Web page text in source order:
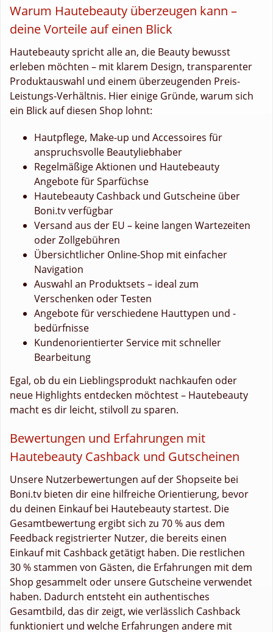
Warum Hautebeauty überzeugen kann –
deine Vorteile auf einen Blick
Hautebeauty spricht alle an, die Beauty bewusst
erleben möchten – mit klarem Design, transparenter
Produktauswahl und einem überzeugenden Preis-
Leistungs-Verhältnis. Hier einige Gründe, warum sich
ein Blick auf diesen Shop lohnt:
Hautpflege, Make-up und Accessoires für
anspruchsvolle Beautyliebhaber
Regelmäßige Aktionen und Hautebeauty
Angebote für Sparfüchse
Hautebeauty Cashback und Gutscheine über
Boni.tv verfügbar
Versand aus der EU – keine langen Wartezeiten
oder Zollgebühren
Übersichtlicher Online-Shop mit einfacher
Navigation
Auswahl an Produktsets – ideal zum
Verschenken oder Testen
Angebote für verschiedene Hauttypen und -
bedürfnisse
Kundenorientierter Service mit schneller
Bearbeitung
Egal, ob du ein Lieblingsprodukt nachkaufen oder
neue Highlights entdecken möchtest – Hautebeauty
macht es dir leicht, stilvoll zu sparen.
Bewertungen und Erfahrungen mit
Hautebeauty Cashback und Gutscheinen
Unsere Nutzerbewertungen auf der Shopseite bei
Boni.tv bieten dir eine hilfreiche Orientierung, bevor
du deinen Einkauf bei Hautebeauty startest. Die
Gesamtbewertung ergibt sich zu 70 % aus dem
Feedback registrierter Nutzer, die bereits einen
Einkauf mit Cashback getätigt haben. Die restlichen
30 % stammen von Gästen, die Erfahrungen mit dem
Shop gesammelt oder unsere Gutscheine verwendet
haben. Dadurch entsteht ein authentisches
Gesamtbild, das dir zeigt, wie verlässlich Cashback
funktioniert und welche Erfahrungen andere mit